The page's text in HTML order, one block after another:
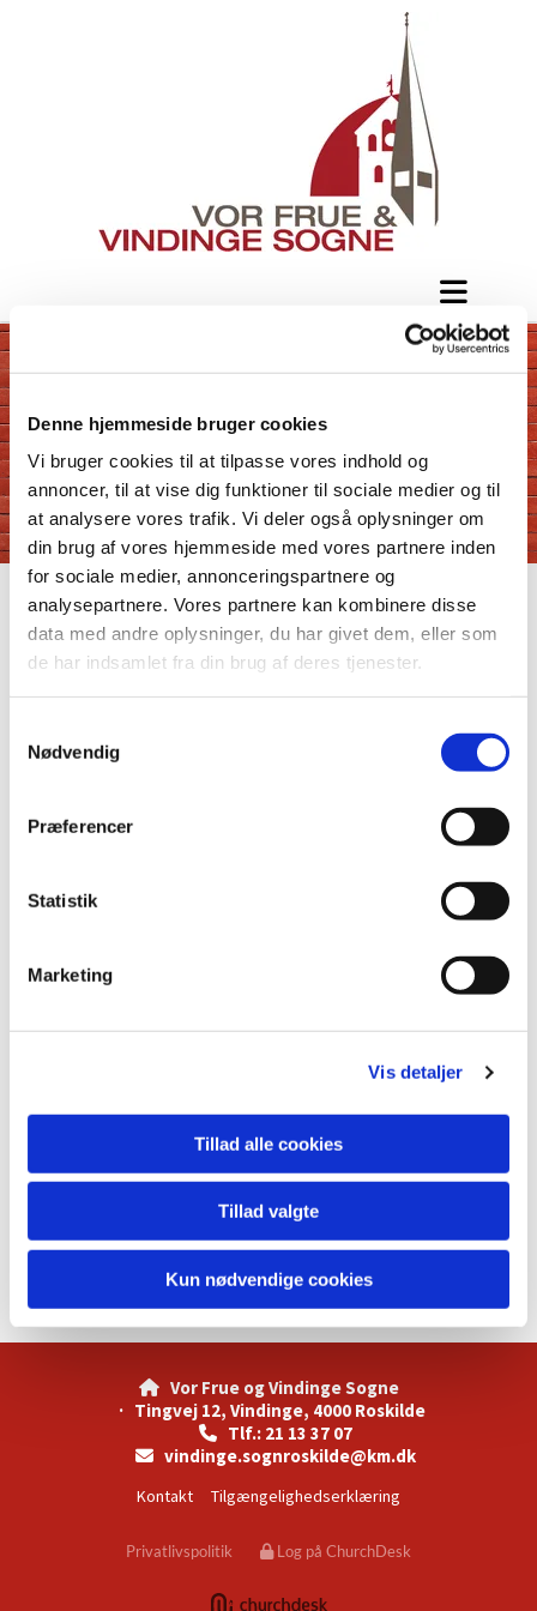
Denne hjemmeside bruger cookies
Vi bruger cookies til at tilpasse vores indhold og
annoncer, til at vise dig funktioner til sociale medier og til
at analysere vores trafik. Vi deler også oplysninger om
din brug af vores hjemmeside med vores partnere inden
for sociale medier, annonceringspartnere og
analysepartnere. Vores partnere kan kombinere disse
data med andre oplysninger, du har givet dem, eller som
de har indsamlet fra din brug af deres tjenester.
Nødvendig
Præferencer
Statistik
Marketing
Vis detaljer
Tillad alle cookies
Tillad valgte
Kun nødvendige cookies
Andre arrangementer
Vor Frue og Vindinge Sogne
· Tingvej 12, Vindinge, 4000 Roskilde
 Tlf.: 21 13 37 07
 vindinge.sognroskilde@km.dk
Kontakt Tilgængelighedserklæring
Privatlivspolitik Log på ChurchDesk